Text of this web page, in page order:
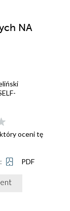
NA
oceni tę
PDF